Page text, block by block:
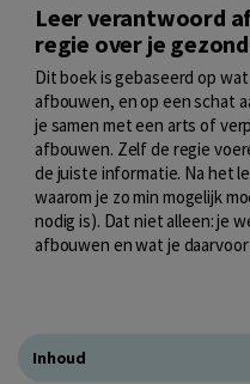
Leer verantwoord
regie over je
Dit boek is gebaseerd op
afbouwen, en op een schat
je samen met een arts of
afbouwen. Zelf de regie
de juiste informatie. Na het
waarom je zo min mogelijk
nodig is). Dat niet alleen: je
afbouwen en wat je
Inhoud